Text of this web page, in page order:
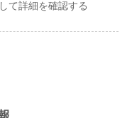
詳細を確認する